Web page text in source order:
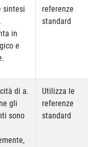
sintesi
in
e
referenze
standard
di a.
gli
sono
Utilizza le
referenze
standard